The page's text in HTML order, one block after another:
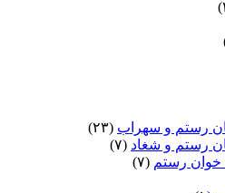
رستم و سهراب (۲۳)
رستم و شغاد (۷)
رستم‏ (۷)